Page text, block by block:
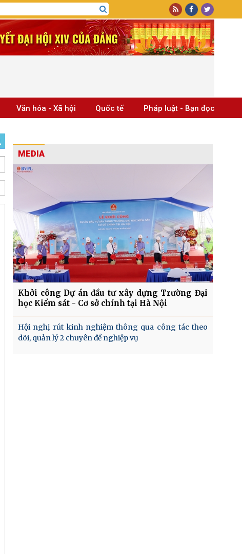
Văn hóa - Xã hội Quốc tế Pháp luật - Bạn đọc
MEDIA
Khởi công Dự án đầu tư xây dựng Trường Đại
học Kiểm sát - Cơ sở chính tại Hà Nội
Hội nghị rút kinh nghiệm thông qua công tác theo
dõi, quản lý 2 chuyên đề nghiệp vụ